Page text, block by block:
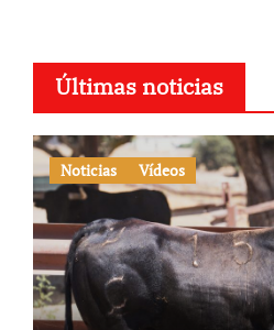
Últimas noticias
Noticias Vídeos